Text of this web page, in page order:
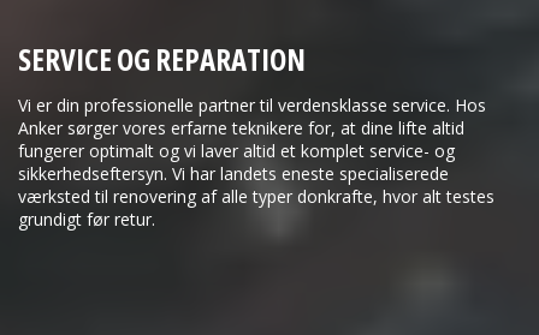
SERVICEOG REPARATION
Vi er din professionelle partner til verdensklasse service. Hos
Anker sørger vores erfarne teknikere for, at dine lifte altid
fungerer optimalt og vi laver altid et komplet service- og
sikkerhedseftersyn. Vi har landets eneste specialiserede
værksted til renovering af alle typer donkrafte, hvor alt testes
grundigt før retur.